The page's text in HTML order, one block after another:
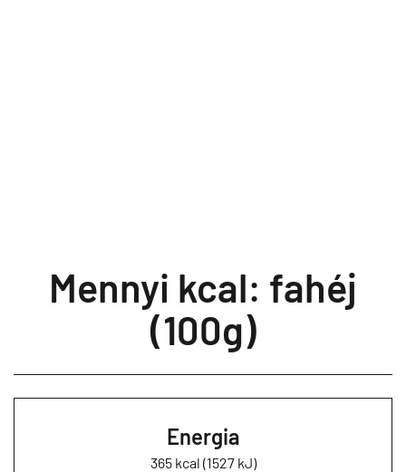
Mennyi kcal: fahéj
(100g)
Energia
365 kcal (1527 kJ)